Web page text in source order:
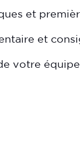
et
et
votre